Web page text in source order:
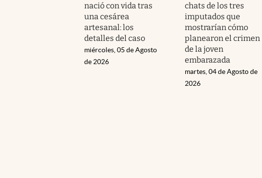
nació con vida tras
una cesárea
artesanal: los
detalles del caso
miércoles, 05 de Agosto
de 2026
chats de los tres
imputados que
mostrarían cómo
planearon el crimen
de la joven
embarazada
martes, 04 de Agosto de
2026